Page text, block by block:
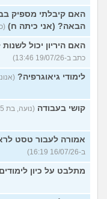
האם קיבלתי מספיק
הבאה? (אני כיתה ח)
האם היריון יכול
כתב ב-19/07/26 13:46)
לימודי גיאוגרפיה? (אנונימית,
קושי בעבודה (נועה, בת 25, כתבה ב-16/07/26 16:28)
אמורה לעבור טסט
ב-16/07/26 16:19)
מתלבט על כיון לימודים